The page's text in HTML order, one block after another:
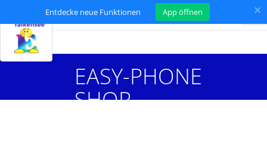
Entdecke neue Funktionen App öffnen ×
EASY-PHONE
SHOP